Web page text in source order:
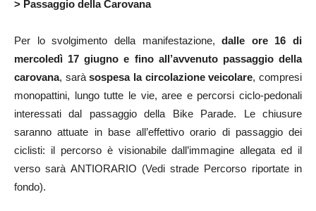
> Passaggio della Carovana
Per lo svolgimento della manifestazione,dalle ore 16 di
mercoledì 17 giugno e fino all’avvenuto passaggio della
carovana, saràsospesa la circolazione veicolare, compresi
monopattini, lungo tutte le vie, aree e percorsi ciclo-pedonali
interessati dal passaggio della Bike Parade. Le chiusure
saranno attuate in base all’effettivo orario di passaggio dei
ciclisti: il percorso è visionabile dall’immagine allegata ed il
verso sarà ANTIORARIO (Vedi strade Percorso riportate in
fondo).